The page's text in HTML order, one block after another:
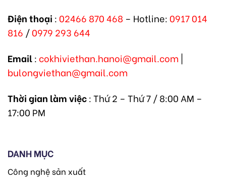
Điện thoại : 02466 870 468 – Hotline: 0917 014
816 /0979 293 644
Email: cokhiviethan.hanoi@gmail.com |
bulongviethan@gmail.com
Thời gian làm việc: Thứ 2 – Thứ 7 / 8:00 AM –
17:00 PM
DANH MỤC
Công nghệ sản xuất